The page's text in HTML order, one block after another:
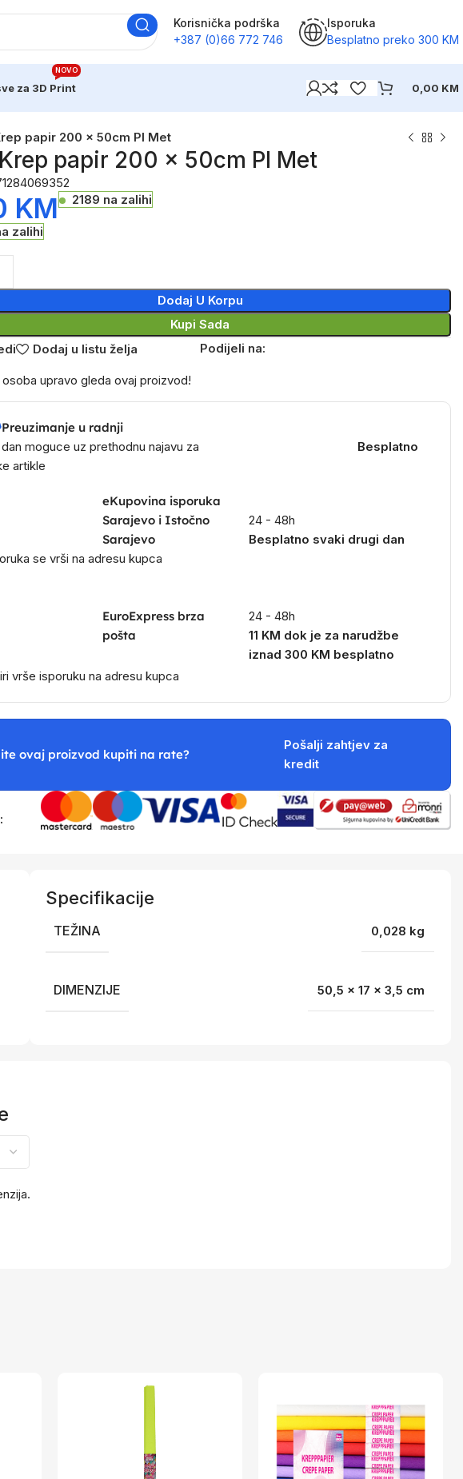
Korisnička podrška
+387 (0)66 772 746
Isporuka
Besplatno preko 300 KM
za 3D Print
NOVO
0,00 KM
papir 200 x 50cm Pl Met
papir 200 x 50cm Pl Met
KM 2189 na zalihi
zalihi
Dodaj U Korpu
Kupi Sada
Dodaj u listu želja Podijeli na:
osoba upravo gleda ovaj proizvod!
Preuzimanje u radnji
moguce uz prethodnu najavu za
artikle
Besplatno
eKupovina isporuka
Sarajevo i Istočno
Sarajevo
se vrši na adresu kupca
24 - 48h
Besplatno svaki drugi dan
EuroExpress brza
pošta
vrše isporuku na adresu kupca
24 - 48h
11 KM dok je za narudžbe
iznad 300 KM besplatno
ovaj proizvod kupiti na rate?
Pošalji zahtjev za
kredit
Specifikacije
TEŽINA 0,028 kg
DIMENZIJE 50,5 × 17 × 3,5 cm